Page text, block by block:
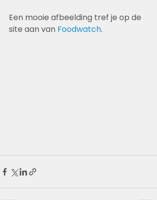
Een mooie afbeelding tref je op de
site aan van Foodwatch.